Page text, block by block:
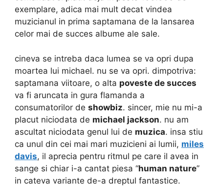
exemplare, adica mai mult decat vindea
muzicianul in prima saptamana de la lansarea
celor mai de succes albume ale sale.
cineva se intreba daca lumea se va opri dupa
moartea lui michael. nu se va opri. dimpotriva:
saptamana viitoare, o alta poveste de succes
va fi aruncata in gura flamanda a
consumatorilor de showbiz. sincer, mie nu mi-a
placut niciodata de michael jackson. nu am
ascultat niciodata genul lui de muzica. insa stiu
ca unul din cei mai mari muzicieni ai lumii, miles
davis, il aprecia pentru ritmul pe care il avea in
sange si chiar i-a cantat piesa “human nature”
in cateva variante de-a dreptul fantastice.